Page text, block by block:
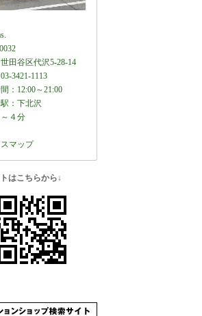
田谷区代沢5-28-14
3421-1113
：12:00～21:00
：下北沢
４分
マップ
はこちらから↓